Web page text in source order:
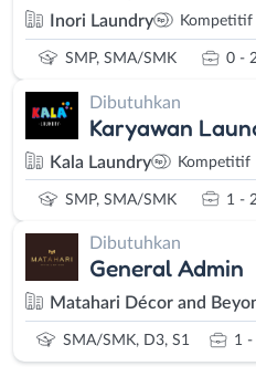
Inori Laundry Kompetitif
SMP, SMA/SMK 0 -
Dibutuhkan
Karyawan
Kala Laundry Kompetitif
SMP, SMA/SMK 1 -
Dibutuhkan
General Admin
Matahari Décor and
SMA/SMK, D3, S1 1 -